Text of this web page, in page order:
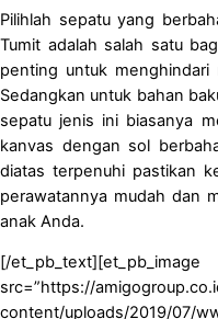
Pilihlah sepatu yang
Tumit adalah salah satu
penting untuk
Sedangkan untuk bahan
sepatu jenis ini biasanya
kanvas dengan sol
diatas terpenuhi pastikan
perawatannya mudah dan
anak Anda.
[/
src=”https://
content/uploads/2019/07/